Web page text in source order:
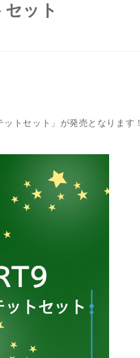
ット
トセット」が発売となります！